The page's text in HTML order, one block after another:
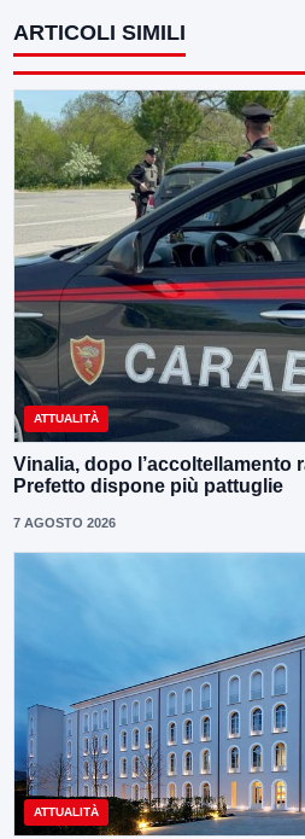
ARTICOLI SIMILI
ATTUALITÀ
Vinalia, dopo l’accoltellamento
Prefetto dispone più pattuglie
7 AGOSTO 2026
ATTUALITÀ